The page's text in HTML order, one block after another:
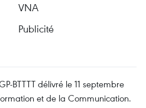
VNA
Publicité
BTTTT délivré le 11 septembre
et de la Communication.